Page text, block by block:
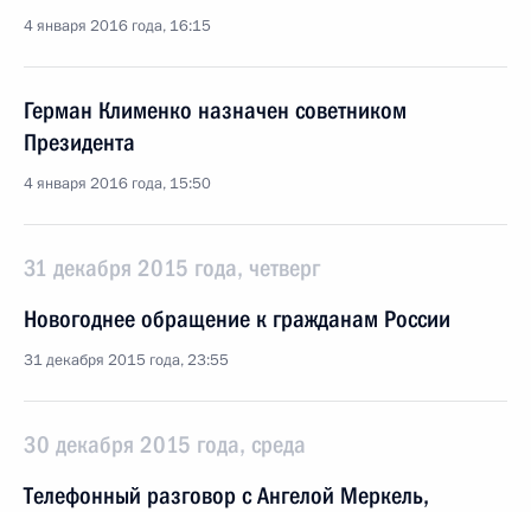
4 января 2016 года, 16:15
Герман Клименко назначен советником
Президента
4 января 2016 года, 15:50
31 декабря 2015 года, четверг
Новогоднее обращение к гражданам России
31 декабря 2015 года, 23:55
30 декабря 2015 года, среда
Телефонный разговор с Ангелой Меркель,